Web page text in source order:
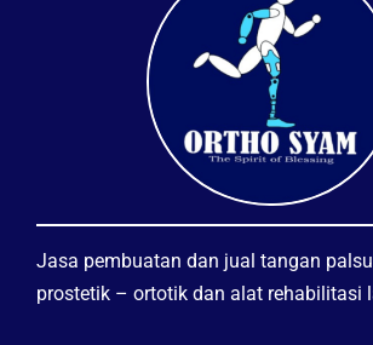
Jasa pembuatan dan jual tangan
prostetik – ortotik dan alat rehabilitasi